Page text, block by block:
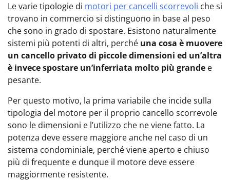
Le varie tipologie di motori per cancelli scorrevoli che si
trovano in commercio si distinguono in base al peso
che sono in grado di spostare. Esistono naturalmente
sistemi più potenti di altri, perché una cosa è muovere
un cancello privato di piccole dimensioni ed un’altra
è invece spostare un’inferriata molto più grande e
pesante.
Per questo motivo, la prima variabile che incide sulla
tipologia del motore per il proprio cancello scorrevole
sono le dimensioni e l’utilizzo che ne viene fatto. La
potenza deve essere maggiore anche nel caso di un
sistema condominiale, perché viene aperto e chiuso
più di frequente e dunque il motore deve essere
maggiormente resistente.